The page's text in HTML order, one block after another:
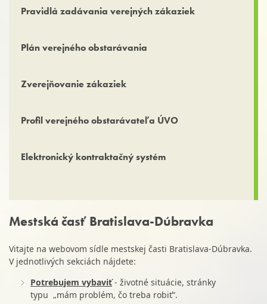
Pravidlá zadávania verejných zákaziek
Plán verejného obstarávania
Zverejňovanie zákaziek
Profil verejného obstarávateľa ÚVO
Elektronický kontraktačný systém
Mestská časť Bratislava-Dúbravka
Vitajte na webovom sídle mestskej časti Bratislava-Dúbravka.
V jednotlivých sekciách nájdete:
Potrebujem vybaviť- životné situácie, stránky
typu „mám problém, čo treba robiť“.